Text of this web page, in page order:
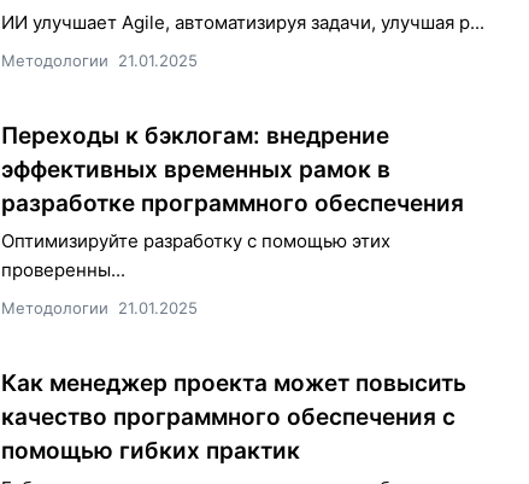
ИИ улучшает Agile, автоматизируя задачи, улучшая р...
Методологии 21.01.2025
Переходы к бэклогам: внедрение
эффективных временных рамок в
разработке программного обеспечения
Оптимизируйте разработку с помощью этих
проверенны...
Методологии 21.01.2025
Как менеджер проекта может повысить
качество программного обеспечения с
помощью гибких практик